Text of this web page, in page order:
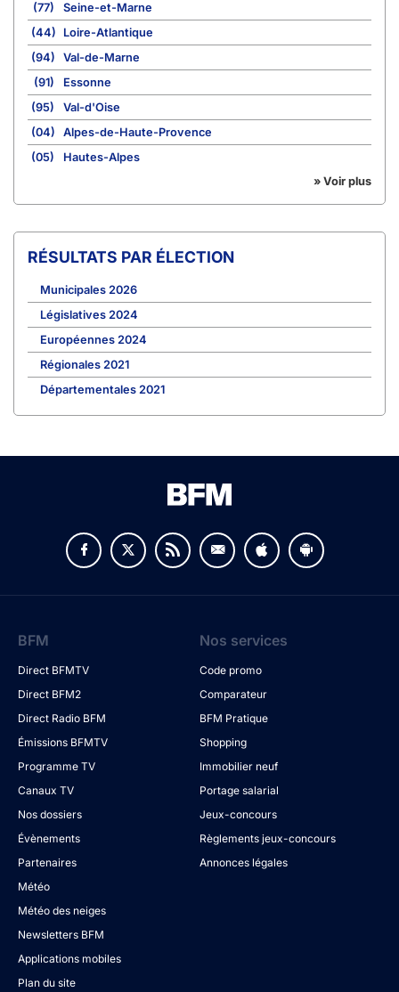
(77)
Seine-et-Marne
(44)
Loire-Atlantique
(94)
Val-de-Marne
(91)
Essonne
(95)
Val-d'Oise
(04)
Alpes-de-Haute-Provence
(05)
Hautes-Alpes
» Voir plus
RÉSULTATS PAR ÉLECTION
Municipales 2026
Législatives 2024
Européennes 2024
Régionales 2021
Départementales 2021
BFM
Direct BFMTV
Direct BFM2
Direct Radio BFM
Émissions BFMTV
Programme TV
Canaux TV
Nos dossiers
Évènements
Partenaires
Météo
Météo des neiges
Newsletters BFM
Applications mobiles
Plan du site
Nos services
Code promo
Comparateur
BFM Pratique
Shopping
Immobilier neuf
Portage salarial
Jeux-concours
Règlements jeux-concours
Annonces légales